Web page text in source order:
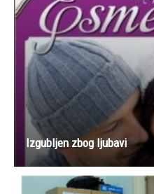
Izgubljen zbog ljubavi